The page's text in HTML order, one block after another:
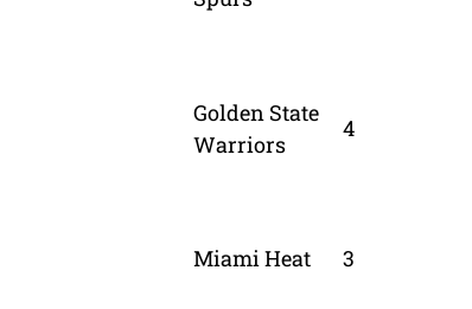
Golden State
Warriors
4
Miami Heat 3